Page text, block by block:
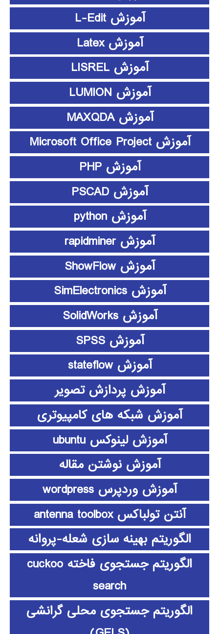
آموزش L-Edit
آموزش Latex
آموزش LISREL
آموزش LUMION
آموزش MAXQDA
آموزش Microsoft Office Project
آموزش PHP
آموزش PSCAD
آموزش python
آموزش rapidminer
آموزش ShowFlow
آموزش SimElectronics
آموزش SolidWorks
آموزش SPSS
آموزش stateflow
آموزش پردازش تصویر
آموزش شبکه های کامپیوتری
آموزش لینوکس ubuntu
آموزش نوشتن مقاله
آموزش وردپرس wordpress
آنتن تولباکس antenna toolbox
الگوریتم بهینه سازی شعله-پروانه
الگوریتم جستجوی فاخته cuckoo
search
الگوریتم جستجوی محلی گرانشی